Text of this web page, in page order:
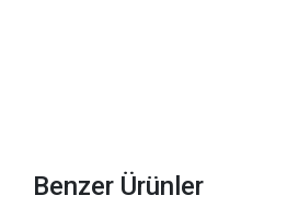
Benzer Ürünler